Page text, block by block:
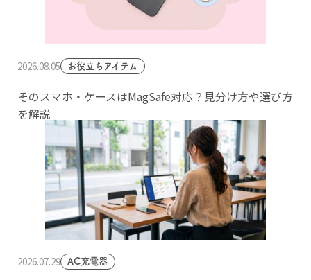
2026.08.05 お役立ちアイテム
そのスマホ・ケースはMagSafe対応？見分け方や選び方
を解説
2026.07.29 AC充電器